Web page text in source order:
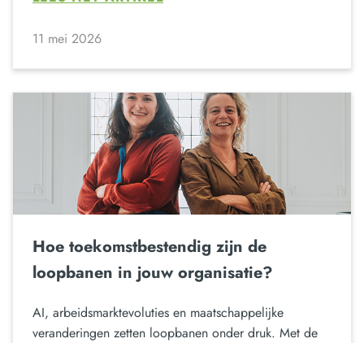
11 mei 2026
Hoe toekomstbestendig zijn de
loopbanen in jouw organisatie?
AI, arbeidsmarktevoluties en maatschappelijke
veranderingen zetten loopbanen onder druk. Met de